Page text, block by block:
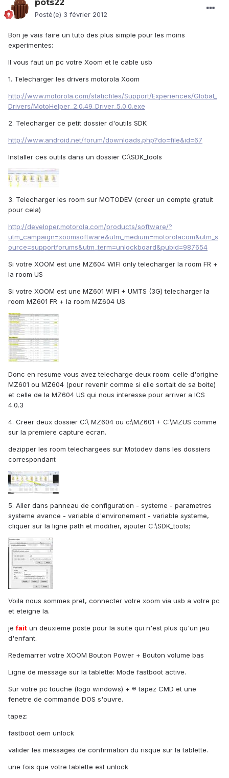
pots22
Posté(e) 3 février 2012
Bon je vais faire un tuto des plus simple pour les moins
experimentes:
Il vous faut un pc votre Xoom et le cable usb
1. Telecharger les drivers motorola Xoom
http://www.motorola.com/staticfiles/Support/Experiences/Global_
Drivers/MotoHelper_2.0.49_Driver_5.0.0.exe
2. Telecharger ce petit dossier d'outils SDK
http://www.android.net/forum/downloads.php?do=file&id=67
Installer ces outils dans un dossier C:\SDK_tools
3. Telecharger les room sur MOTODEV (creer un compte gratuit
pour cela)
http://developer.motorola.com/products/software/?
utm_campaign=xoomsoftware&utm_medium=motorolacom&utm_s
ource=supportforums&utm_term=unlockboard&pubid=987654
Si votre XOOM est une MZ604 WIFI only telecharger la room FR +
la room US
Si votre XOOM est une MZ601 WIFI + UMTS (3G) telecharger la
room MZ601 FR + la room MZ604 US
Donc en resume vous avez telecharge deux room: celle d'origine
MZ601 ou MZ604 (pour revenir comme si elle sortait de sa boite)
et celle de la MZ604 US qui nous interesse pour arriver a ICS
4.0.3
4. Creer deux dossier C:\ MZ604 ou c:\MZ601 + C:\MZUS comme
sur la premiere capture ecran.
dezipper les room telechargees sur Motodev dans les dossiers
correspondant
5. Aller dans panneau de configuration - systeme - parametres
systeme avance - variable d'environement - variable systeme,
cliquer sur la ligne path et modifier, ajouter C:\SDK_tools;
Voila nous sommes pret, connecter votre xoom via usb a votre pc
et eteigne la.
jefait un deuxieme poste pour la suite qui n'est plus qu'un jeu
d'enfant.
Redemarrer votre XOOM Bouton Power + Bouton volume bas
Ligne de message sur la tablette: Mode fastboot active.
Sur votre pc touche (logo windows) + ® tapez CMD et une
fenetre de commande DOS s'ouvre.
tapez:
fastboot oem unlock
valider les messages de confirmation du risque sur la tablette.
une fois que votre tablette est unlock